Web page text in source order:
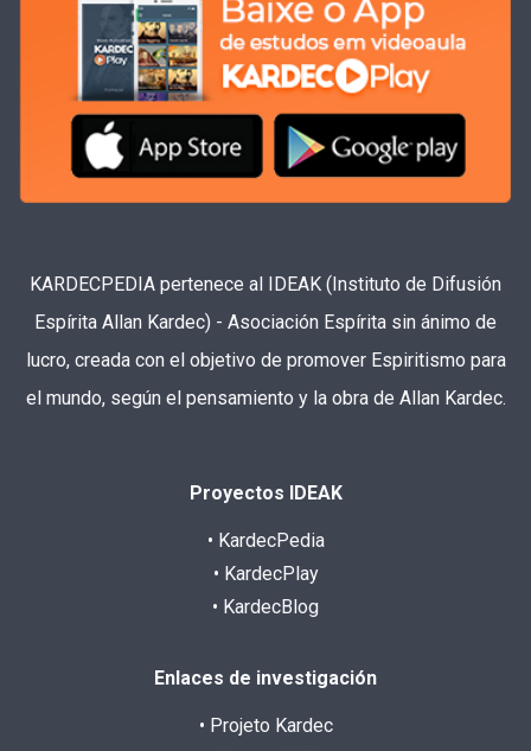
KARDECPEDIA pertenece al IDEAK (Instituto de Difusión
Espírita Allan Kardec) - Asociación Espírita sin ánimo de
lucro, creada con el objetivo de promover Espiritismo para
el mundo, según el pensamiento y la obra de Allan Kardec.
Proyectos IDEAK
• KardecPedia
• KardecPlay
• KardecBlog
Enlaces de investigación
• Projeto Kardec